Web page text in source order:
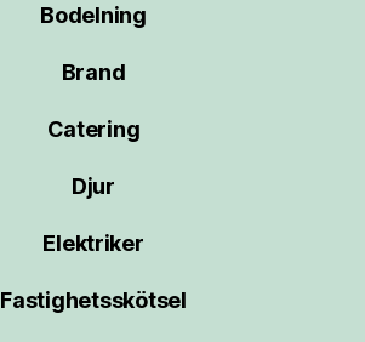
Bodelning
Brand
Catering
Djur
Elektriker
Fastighetsskötsel